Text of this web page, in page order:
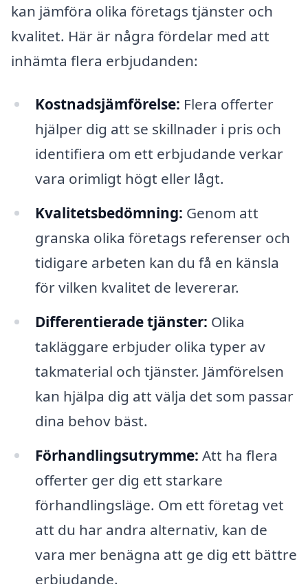
kan jämföra olika företags tjänster och
kvalitet. Här är några fördelar med att
inhämta flera erbjudanden:
Kostnadsjämförelse: Flera offerter
hjälper dig att se skillnader i pris och
identifiera om ett erbjudande verkar
vara orimligt högt eller lågt.
Kvalitetsbedömning: Genom att
granska olika företags referenser och
tidigare arbeten kan du få en känsla
för vilken kvalitet de levererar.
Differentierade tjänster: Olika
takläggare erbjuder olika typer av
takmaterial och tjänster. Jämförelsen
kan hjälpa dig att välja det som passar
dina behov bäst.
Förhandlingsutrymme: Att ha flera
offerter ger dig ett starkare
förhandlingsläge. Om ett företag vet
att du har andra alternativ, kan de
vara mer benägna att ge dig ett bättre
erbjudande.